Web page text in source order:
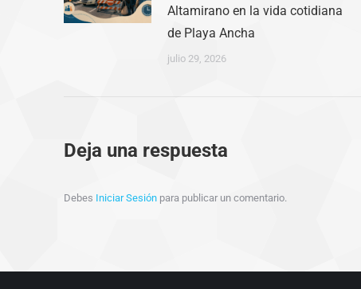
Altamirano en la vida cotidiana
de Playa Ancha
julio 29, 2026
Deja una respuesta
Debes Iniciar Sesión para publicar un comentario.